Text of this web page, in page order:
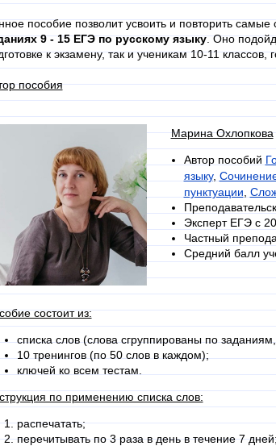
пособие позволит усвоить и повторить
9 - 15 ЕГЭ по русскому языку. Оно
к экзамену, так и ученикам 10-11
пособия
Марина Охлопкова
Автор пособий
языку,
пунктуации
Эксперт ЕГЭ с
Частный
Средний балл
состоит из:
списка слов (слова сгруппированы по
10 тренингов (по 50 слов в каждом);
ключей ко всем тестам.
по применению списка слов:
распечатать;
перечитывать по 3 раза в день в течение 7